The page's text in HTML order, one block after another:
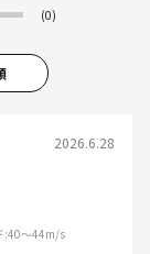
(0)
2026.6.28
:40～44m/s